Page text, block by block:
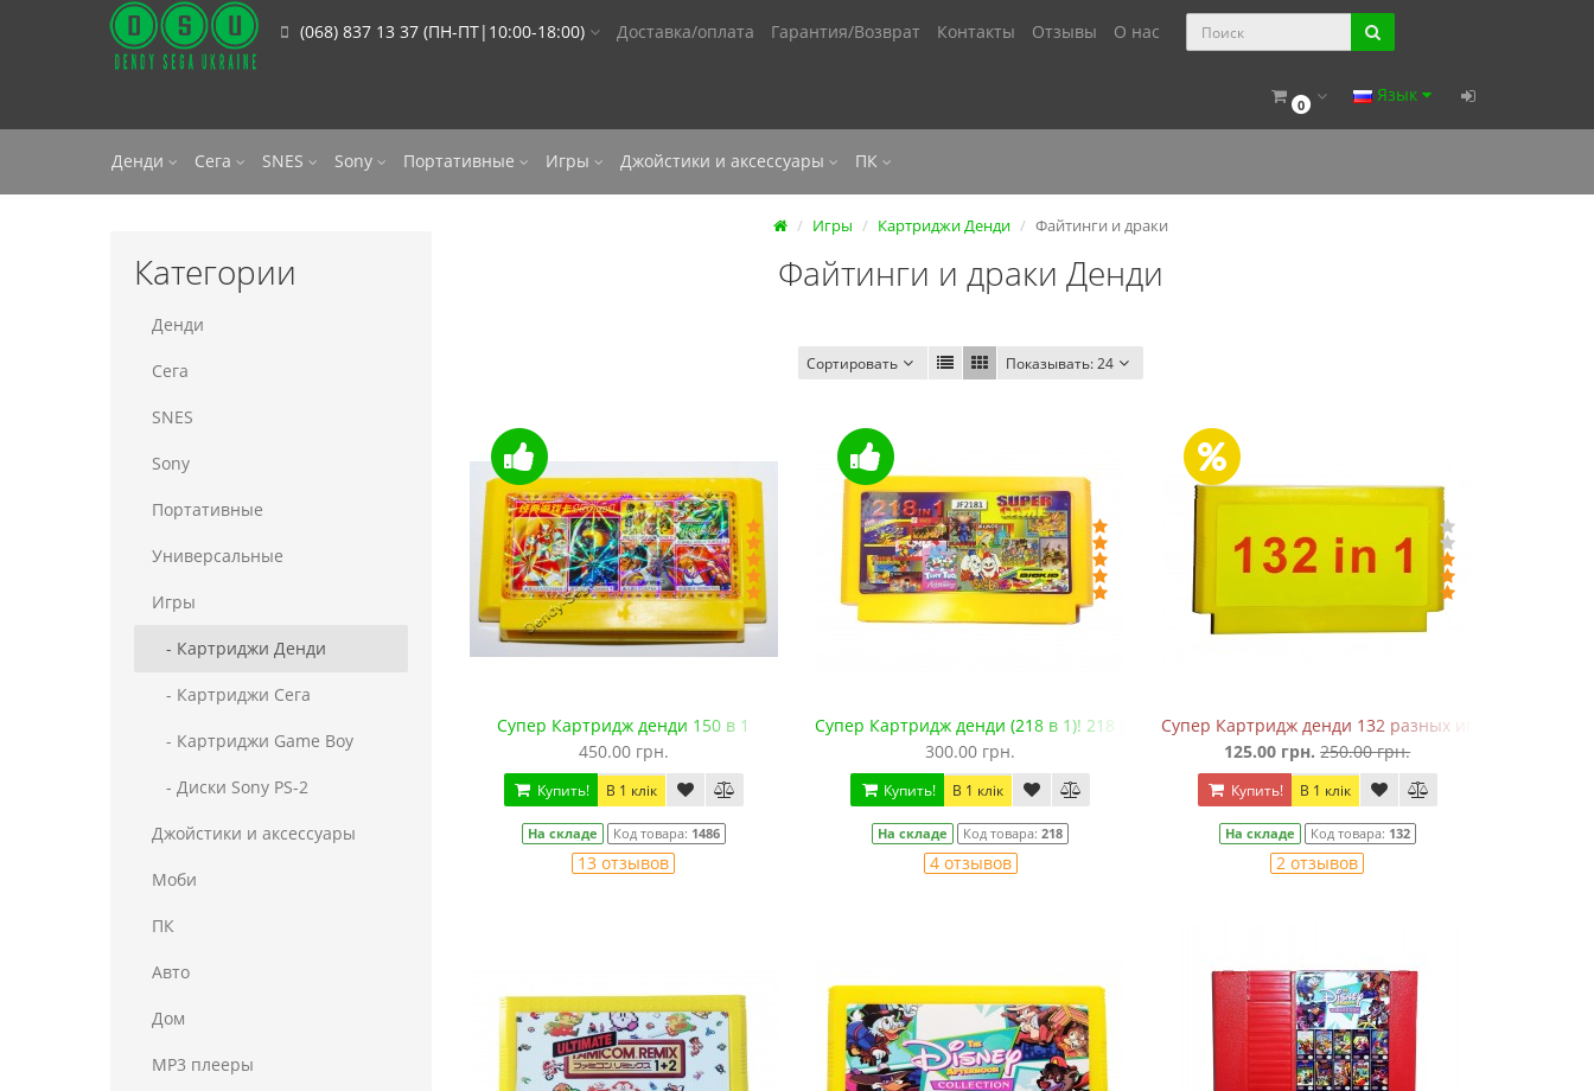
(068) 837 13 37 (ПН-ПТ|10:00-18:00) Доставка/оплата Гарантия/Возврат Контакты Отзывы О нас
0 Язык
Денди Сега SNES Sony Портативные Игры Джойстики и аксессуары ПК
Категории
Денди
Сега
SNES
Sony
Портативные
Универсальные
Игры
- Картриджи Денди
- Картриджи Сега
- Картриджи Game Boy
- Диски Sony PS-2
Джойстики и аксессуары
Моби
ПК
Авто
Дом
MP3 плееры
Игры Картриджи Денди Файтинги и драки
Файтинги и драки Денди
Сортировать Показывать:24
Супер Картридж денди 150 в 1
450.00 грн.
Купить! В 1 клік
На складе Код товара: 1486
13 отзывов
Супер Картридж денди (218 в 1)! 218 разных игры!
300.00 грн.
Купить! В 1 клік
На складе Код товара:218
4 отзывов
Супер Картридж денди 132 разных игры!
125.00 грн. 250.00 грн.
Купить! В 1 клік
На складе Код товара: 132
2 отзывов